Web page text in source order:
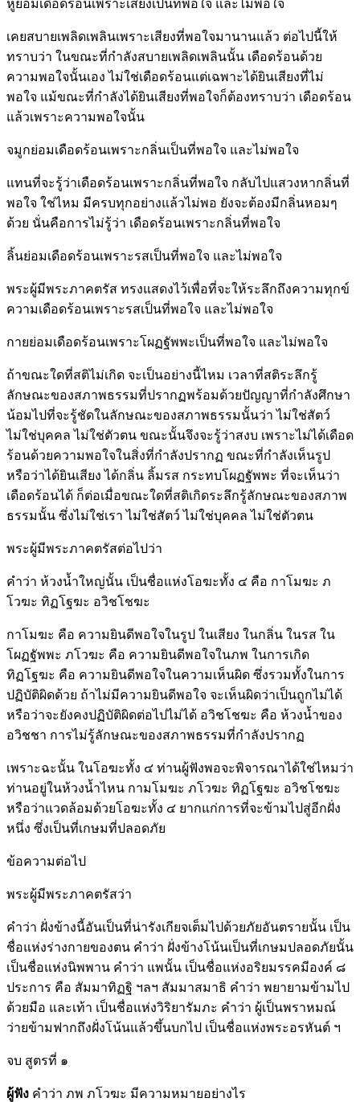
หูย่อมเดือดร้อนเพราะเสียงเป็นที่พอใจ และไม่พอใจ
เคยสบายเพลิดเพลินเพราะเสียงที่พอใจมานานแล้ว ต่อไปนี้ให้
ทราบว่า ในขณะที่กำลังสบายเพลิดเพลินนั้น เดือดร้อนด้วย
ความพอใจนั้นเอง ไม่ใช่เดือดร้อนแต่เฉพาะได้ยินเสียงที่ไม่
พอใจ แม้ขณะที่กำลังได้ยินเสียงที่พอใจก็ต้องทราบว่า เดือดร้อน
แล้วเพราะความพอใจนั้น
จมูกย่อมเดือดร้อนเพราะกลิ่นเป็นที่พอใจ และไม่พอใจ
แทนที่จะรู้ว่าเดือดร้อนเพราะกลิ่นที่พอใจ กลับไปแสวงหากลิ่นที่
พอใจ ใช่ไหม มีครบทุกอย่างแล้วไม่พอ ยังจะต้องมีกลิ่นหอมๆ
ด้วย นั่นคือการไม่รู้ว่า เดือดร้อนเพราะกลิ่นที่พอใจ
ลิ้นย่อมเดือดร้อนเพราะรสเป็นที่พอใจ และไม่พอใจ
พระผู้มีพระภาคตรัส ทรงแสดงไว้เพื่อที่จะให้ระลึกถึงความทุกข์
ความเดือดร้อนเพราะรสเป็นที่พอใจ และไม่พอใจ
กายย่อมเดือดร้อนเพราะโผฏฐัพพะเป็นที่พอใจ และไม่พอใจ
ถ้าขณะใดที่สติไม่เกิด จะเป็นอย่างนี้ไหม เวลาที่สติระลึกรู้
ลักษณะของสภาพธรรมที่ปรากฏพร้อมด้วยปัญญาที่กำลังศึกษา
น้อมไปที่จะรู้ชัดในลักษณะของสภาพธรรมนั้นว่า ไม่ใช่สัตว์
ไม่ใช่บุคคล ไม่ใช่ตัวตน ขณะนั้นจึงจะรู้ว่าสงบ เพราะไม่ได้เดือด
ร้อนด้วยความพอใจในสิ่งที่กำลังปรากฏ ขณะที่กำลังเห็นรูป
หรือว่าได้ยินเสียง ได้กลิ่น ลิ้มรส กระทบโผฏฐัพพะ ที่จะเห็นว่า
เดือดร้อนได้ ก็ต่อเมื่อขณะใดที่สติเกิดระลึกรู้ลักษณะของสภาพ
ธรรมนั้น ซึ่งไม่ใช่เรา ไม่ใช่สัตว์ ไม่ใช่บุคคล ไม่ใช่ตัวตน
พระผู้มีพระภาคตรัสต่อไปว่า
คำว่า ห้วงน้ำใหญ่นั้น เป็นชื่อแห่งโอฆะทั้ง ๔ คือ กาโมฆะ ภ
โวฆะ ทิฏโฐฆะ อวิชโชฆะ
กาโมฆะ คือ ความยินดีพอใจในรูป ในเสียง ในกลิ่น ในรส ใน
โผฏฐัพพะ ภโวฆะ คือ ความยินดีพอใจในภพ ในการเกิด
ทิฏโฐฆะ คือ ความยินดีพอใจในความเห็นผิด ซึ่งรวมทั้งในการ
ปฏิบัติผิดด้วย ถ้าไม่มีความยินดีพอใจ จะเห็นผิดว่าเป็นถูกไม่ได้
หรือว่าจะยังคงปฏิบัติผิดต่อไปไม่ได้ อวิชโชฆะ คือ ห้วงน้ำของ
อวิชชา การไม่รู้ลักษณะของสภาพธรรมที่กำลังปรากฏ
เพราะฉะนั้น ในโอฆะทั้ง ๔ ท่านผู้ฟังพอจะพิจารณาได้ใช่ไหมว่า
ท่านอยู่ในห้วงน้ำไหน กามโมฆะ ภโวฆะ ทิฏโฐฆะ อวิชโชฆะ
หรือว่าแวดล้อมด้วยโอฆะทั้ง ๔ ยากแก่การที่จะข้ามไปสู่อีกฝั่ง
หนึ่ง ซึ่งเป็นที่เกษมที่ปลอดภัย
ข้อความต่อไป
พระผู้มีพระภาคตรัสว่า
คำว่า ฝั่งข้างนี้อันเป็นที่น่ารังเกียจเต็มไปด้วยภัยอันตรายนั้น เป็น
ชื่อแห่งร่างกายของตน คำว่า ฝั่งข้างโน้นเป็นที่เกษมปลอดภัยนั้น
เป็นชื่อแห่งนิพพาน คำว่า แพนั้น เป็นชื่อแห่งอริยมรรคมีองค์ ๘
ประการ คือ สัมมาทิฏฐิ ฯลฯ สัมมาสมาธิ คำว่า พยายามข้ามไป
ด้วยมือ และเท้า เป็นชื่อแห่งวิริยารัมภะ คำว่า ผู้เป็นพราหมณ์
ว่ายข้ามฟากถึงฝั่งโน้นแล้วขึ้นบกไป เป็นชื่อแห่งพระอรหันต์ ฯ
จบ สูตรที่ ๑
ผู้ฟัง คำว่า ภพ ภโวฆะ มีความหมายอย่างไร